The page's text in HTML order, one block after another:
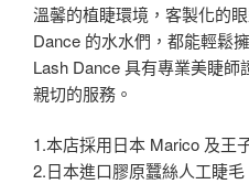
溫馨的植睫環境，客製化的
Dance 的水水們，都能輕鬆
Lash Dance 具有專業美睫
親切的服務。
1.本店採用日本 Marico 及王
2.日本進口膠原蠶絲人工睫毛